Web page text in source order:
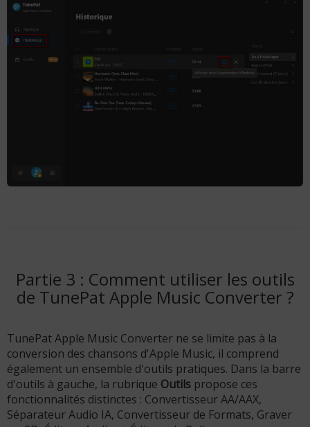
Partie 3 : Comment utiliser les outils
de TunePat Apple Music Converter ?
TunePat Apple Music Converter ne se limite pas à la
conversion des chansons d'Apple Music, il comprend
également un ensemble d'outils pratiques. Dans la barre
d'outils à gauche, la rubrique Outils propose ces
fonctionnalités distinctes : Convertisseur AA/AAX,
Séparateur Audio IA, Convertisseur de Formats, Graver